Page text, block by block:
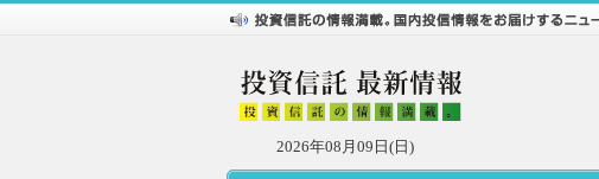
2026年08月09日(日)